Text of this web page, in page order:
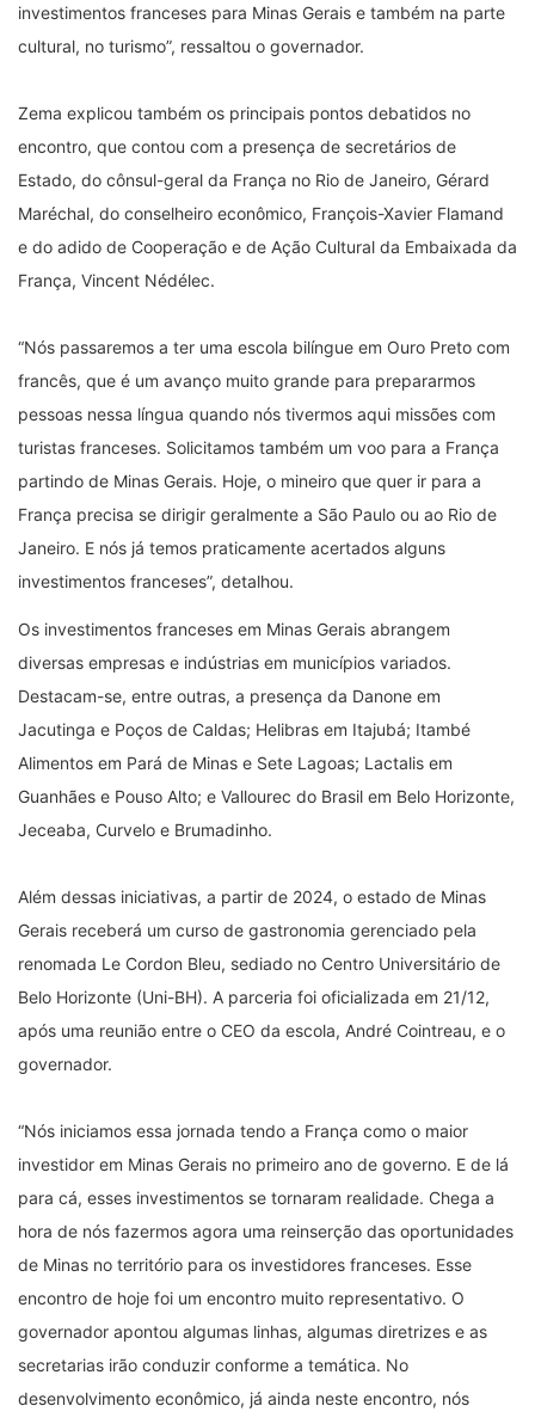
investimentos franceses para Minas Gerais e também na parte
cultural, no turismo”, ressaltou o governador.
Zema explicou também os principais pontos debatidos no
encontro, que contou com a presença de secretários de
Estado, do cônsul-geral da França no Rio de Janeiro, Gérard
Maréchal, do conselheiro econômico, François-Xavier Flamand
e do adido de Cooperação e de Ação Cultural da Embaixada da
França, Vincent Nédélec.
“Nós passaremos a ter uma escola bilíngue em Ouro Preto com
francês, que é um avanço muito grande para prepararmos
pessoas nessa língua quando nós tivermos aqui missões com
turistas franceses. Solicitamos também um voo para a França
partindo de Minas Gerais. Hoje, o mineiro que quer ir para a
França precisa se dirigir geralmente a São Paulo ou ao Rio de
Janeiro. E nós já temos praticamente acertados alguns
investimentos franceses”, detalhou.
Os investimentos franceses em Minas Gerais abrangem
diversas empresas e indústrias em municípios variados.
Destacam-se, entre outras, a presença da Danone em
Jacutinga e Poços de Caldas; Helibras em Itajubá; Itambé
Alimentos em Pará de Minas e Sete Lagoas; Lactalis em
Guanhães e Pouso Alto; e Vallourec do Brasil em Belo Horizonte,
Jeceaba, Curvelo e Brumadinho.
Além dessas iniciativas, a partir de 2024, o estado de Minas
Gerais receberá um curso de gastronomia gerenciado pela
renomada Le Cordon Bleu, sediado no Centro Universitário de
Belo Horizonte (Uni-BH). A parceria foi oficializada em 21/12,
após uma reunião entre o CEO da escola, André Cointreau, e o
governador.
“Nós iniciamos essa jornada tendo a França como o maior
investidor em Minas Gerais no primeiro ano de governo. E de lá
para cá, esses investimentos se tornaram realidade. Chega a
hora de nós fazermos agora uma reinserção das oportunidades
de Minas no território para os investidores franceses. Esse
encontro de hoje foi um encontro muito representativo. O
governador apontou algumas linhas, algumas diretrizes e as
secretarias irão conduzir conforme a temática. No
desenvolvimento econômico, já ainda neste encontro, nós